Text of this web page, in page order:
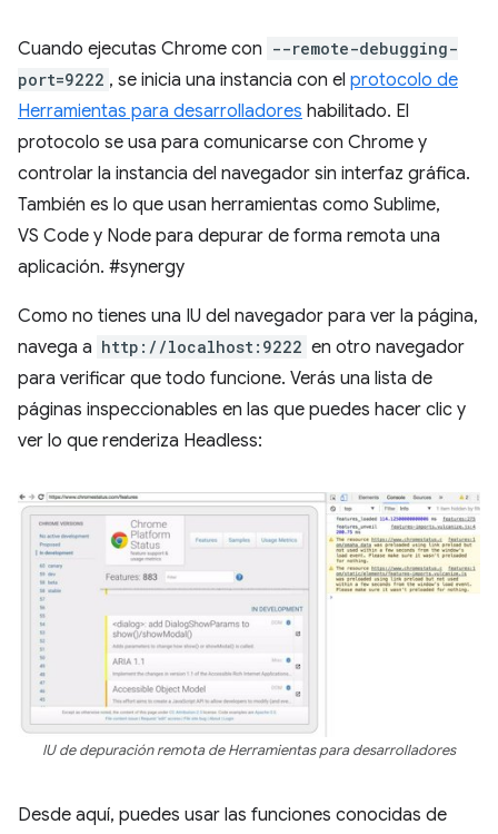
Cuando ejecutas Chrome con --remote-debugging-
port=9222 , se inicia una instancia con el protocolo de
Herramientas para desarrolladores habilitado. El
protocolo se usa para comunicarse con Chrome y
controlar la instancia del navegador sin interfaz gráfica.
También es lo que usan herramientas como Sublime,
VS Code y Node para depurar de forma remota una
aplicación. #synergy
Como no tienes una IU del navegador para ver la página,
navega a http://localhost:9222 en otro navegador
para verificar que todo funcione. Verás una lista de
páginas inspeccionables en las que puedes hacer clic y
ver lo que renderiza Headless:
IU de depuración remota de Herramientas para desarrolladores
Desde aquí, puedes usar las funciones conocidas de